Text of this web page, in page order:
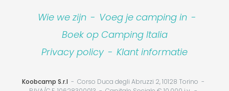
Wie we zijn - Voeg je camping in -
Boek op Camping Italia
Privacy policy - Klant informatie
Koobcamp S.r.l
Corso Duca degli Abruzzi 2, 10128 Torino